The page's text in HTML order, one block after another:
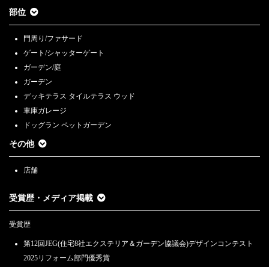
部位
門周り/ファサード
ゲート/シャッターゲート
ガーデン/庭
ガーデン
デッキテラス タイルテラス ウッド
車庫ガレージ
ドッグラン ペットガーデン
その他
店舗
受賞歴・メディア掲載
受賞歴
第12回JEG(住宅8社エクステリア＆ガーデン協議会)デザインコンテスト
2025リフォーム部門優秀賞